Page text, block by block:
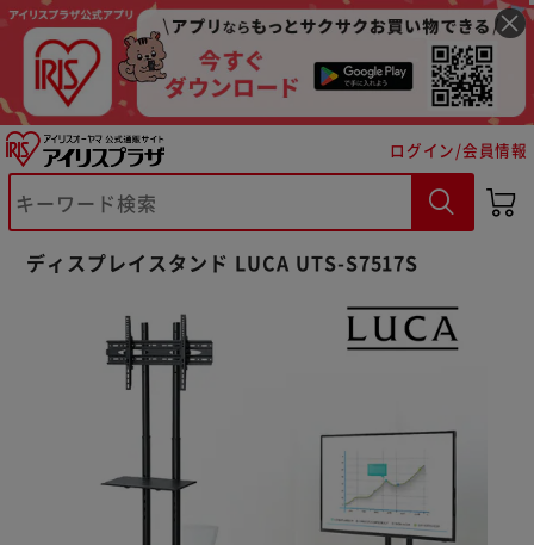
ログイン/会員情報
ディスプレイスタンド LUCA UTS-S7517S
カートに入れる 購入手続きへ